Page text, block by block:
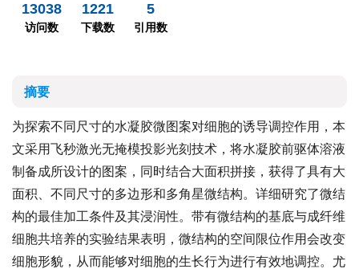
13038
访问数
1221
下载数
5
引用数
摘要
为探索不同尺寸的水凝胶微图案对细胞的诱导调控作用，本
文采用飞秒激光无掩模投影光刻技术，将水凝胶前驱体溶液
制备成所设计的图案，同时结合大面积拼接，获得了具有大
面积、不同尺寸的多边形和多角星微结构。详细研究了微结
构的最佳加工条件及其浸润性。带有微结构的基底与成纤维
细胞共培养的实验结果表明，微结构的空间限位作用会改变
细胞形貌，从而能够对细胞的生长行为进行有效地调控。尤